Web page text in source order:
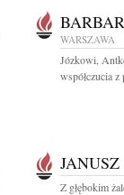
WARSZAWA
Józkowi,
współczucia
Z głębokim